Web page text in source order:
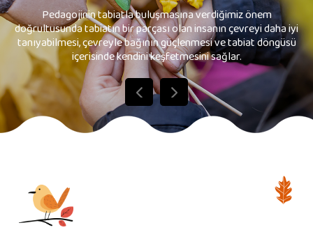
Pedagojinin tabiatla buluşmasına verdiğimiz önem
doğrultusunda tabiatın bir parçası olan insanın çevreyi daha iyi
tanıyabilmesi, çevreyle bağının güçlenmesi ve tabiat döngüsü
içerisinde kendini keşfetmesini sağlar.